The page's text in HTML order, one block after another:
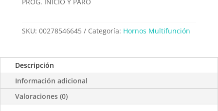
PROG. INICIO Y PARO
SKU: 00278546645 Categoría: Hornos Multifunción
Descripción
Información adicional
Valoraciones (0)